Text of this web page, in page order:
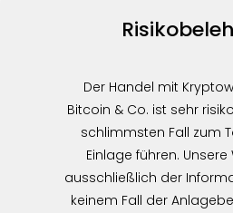
Der Handel mit
Bitcoin & Co. ist sehr
schlimmsten Fall zum
Einlage führen.
ausschließlich der
keinem Fall der